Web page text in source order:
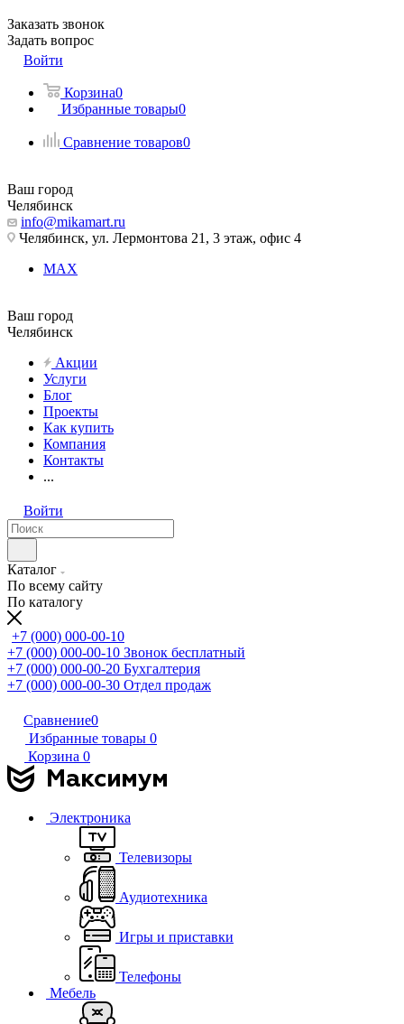
Заказать звонок
Задать вопрос
Войти
Корзина0
Избранные товары0
Сравнение товаров0
Ваш город
Челябинск
info@mikamart.ru
Челябинск, ул. Лермонтова 21, 3 этаж, офис 4
MAX
Ваш город
Челябинск
Акции
Услуги
Блог
Проекты
Как купить
Компания
Контакты
...
Войти
Каталог
По всему сайту
По каталогу
+7 (000) 000-00-10
+7 (000) 000-00-10 Звонок бесплатный
+7 (000) 000-00-20 Бухгалтерия
+7 (000) 000-00-30 Отдел продаж
Сравнение0
Избранные товары 0
Корзина 0
Электроника
Телевизоры
Аудиотехника
Игры и приставки
Телефоны
Мебель